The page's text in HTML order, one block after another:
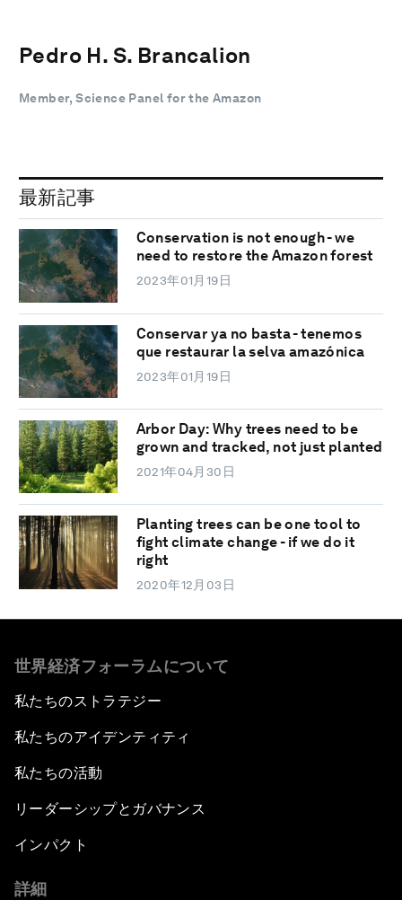
Pedro H. S. Brancalion
Member, Science Panel for the Amazon
最新記事
Conservation is not enough - we
need to restore the Amazon forest
2023年01月19日
Conservar ya no basta - tenemos
que restaurar la selva amazónica
2023年01月19日
Arbor Day: Why trees need to be
grown and tracked, not just planted
2021年04月30日
Planting trees can be one tool to
fight climate change - if we do it
right
2020年12月03日
世界経済フォーラムについて
私たちのストラテジー
私たちのアイデンティティ
私たちの活動
リーダーシップとガバナンス
インパクト
詳細